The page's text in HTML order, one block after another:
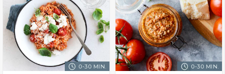
0-30 MIN. 0-30 MIN.